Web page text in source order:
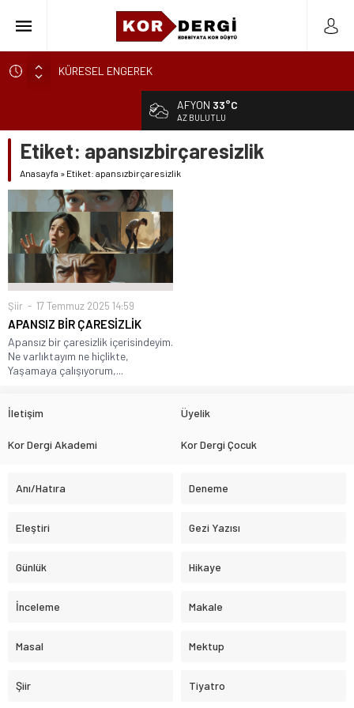
KÜRESEL ENGEREK
YUVANIN TA KENDİSİ
GÜNCELLEME
KARALAMALAR
SÖZDE KALANLAR
LEYLA, AŞKIN ÖZNESİDİR
YIKILMAYAN GENÇLİK
BAHÇEDEKİ YABANCI
BİR ÇİÇEĞİ KOPARMAK BU KADAR KOLAYSA…
AFYON 33°C
AZ BULUTLU
Etiket: apansızbirçaresizlik
Anasayfa » Etiket: apansızbirçaresizlik
Şiir 17 Temmuz 2025 14:59
APANSIZ BİR ÇARESİZLİK
Apansız bir çaresizlik içerisindeyim.
Ne varlıktayım ne hiçlikte,
Yaşamaya çalışıyorum,...
İletişim Üyelik
Kor Dergi Akademi Kor Dergi Çocuk
Anı/Hatıra Deneme
Eleştiri Gezi Yazısı
Günlük Hikaye
İnceleme Makale
Masal Mektup
Şiir Tiyatro